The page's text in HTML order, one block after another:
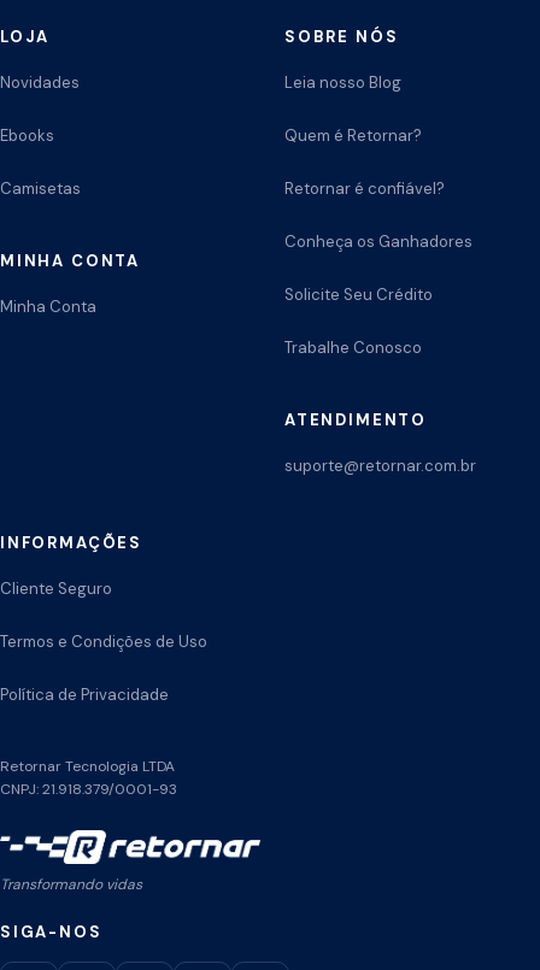
LOJA
Novidades
Ebooks
Camisetas
MINHA CONTA
Minha Conta
SOBRE NÓS
Leia nosso Blog
Quem é Retornar?
Retornar é confiável?
Conheça os Ganhadores
Solicite Seu Crédito
Trabalhe Conosco
ATENDIMENTO
suporte@retornar.com.br
INFORMAÇÕES
Cliente Seguro
Termos e Condições de Uso
Política de Privacidade
Retornar Tecnologia LTDA
CNPJ: 21.918.379/0001-93
Transformando vidas
SIGA-NOS